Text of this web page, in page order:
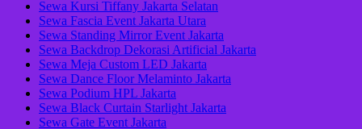
Sewa Kursi Tiffany Jakarta Selatan
Sewa Fascia Event Jakarta Utara
Sewa Standing Mirror Event Jakarta
Sewa Backdrop Dekorasi Artificial Jakarta
Sewa Meja Custom LED Jakarta
Sewa Dance Floor Melaminto Jakarta
Sewa Podium HPL Jakarta
Sewa Black Curtain Starlight Jakarta
Sewa Gate Event Jakarta